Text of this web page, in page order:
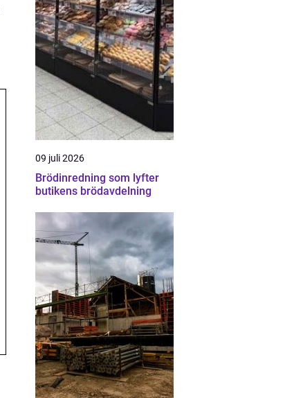
09 juli 2026
Brödinredning som lyfter
butikens brödavdelning